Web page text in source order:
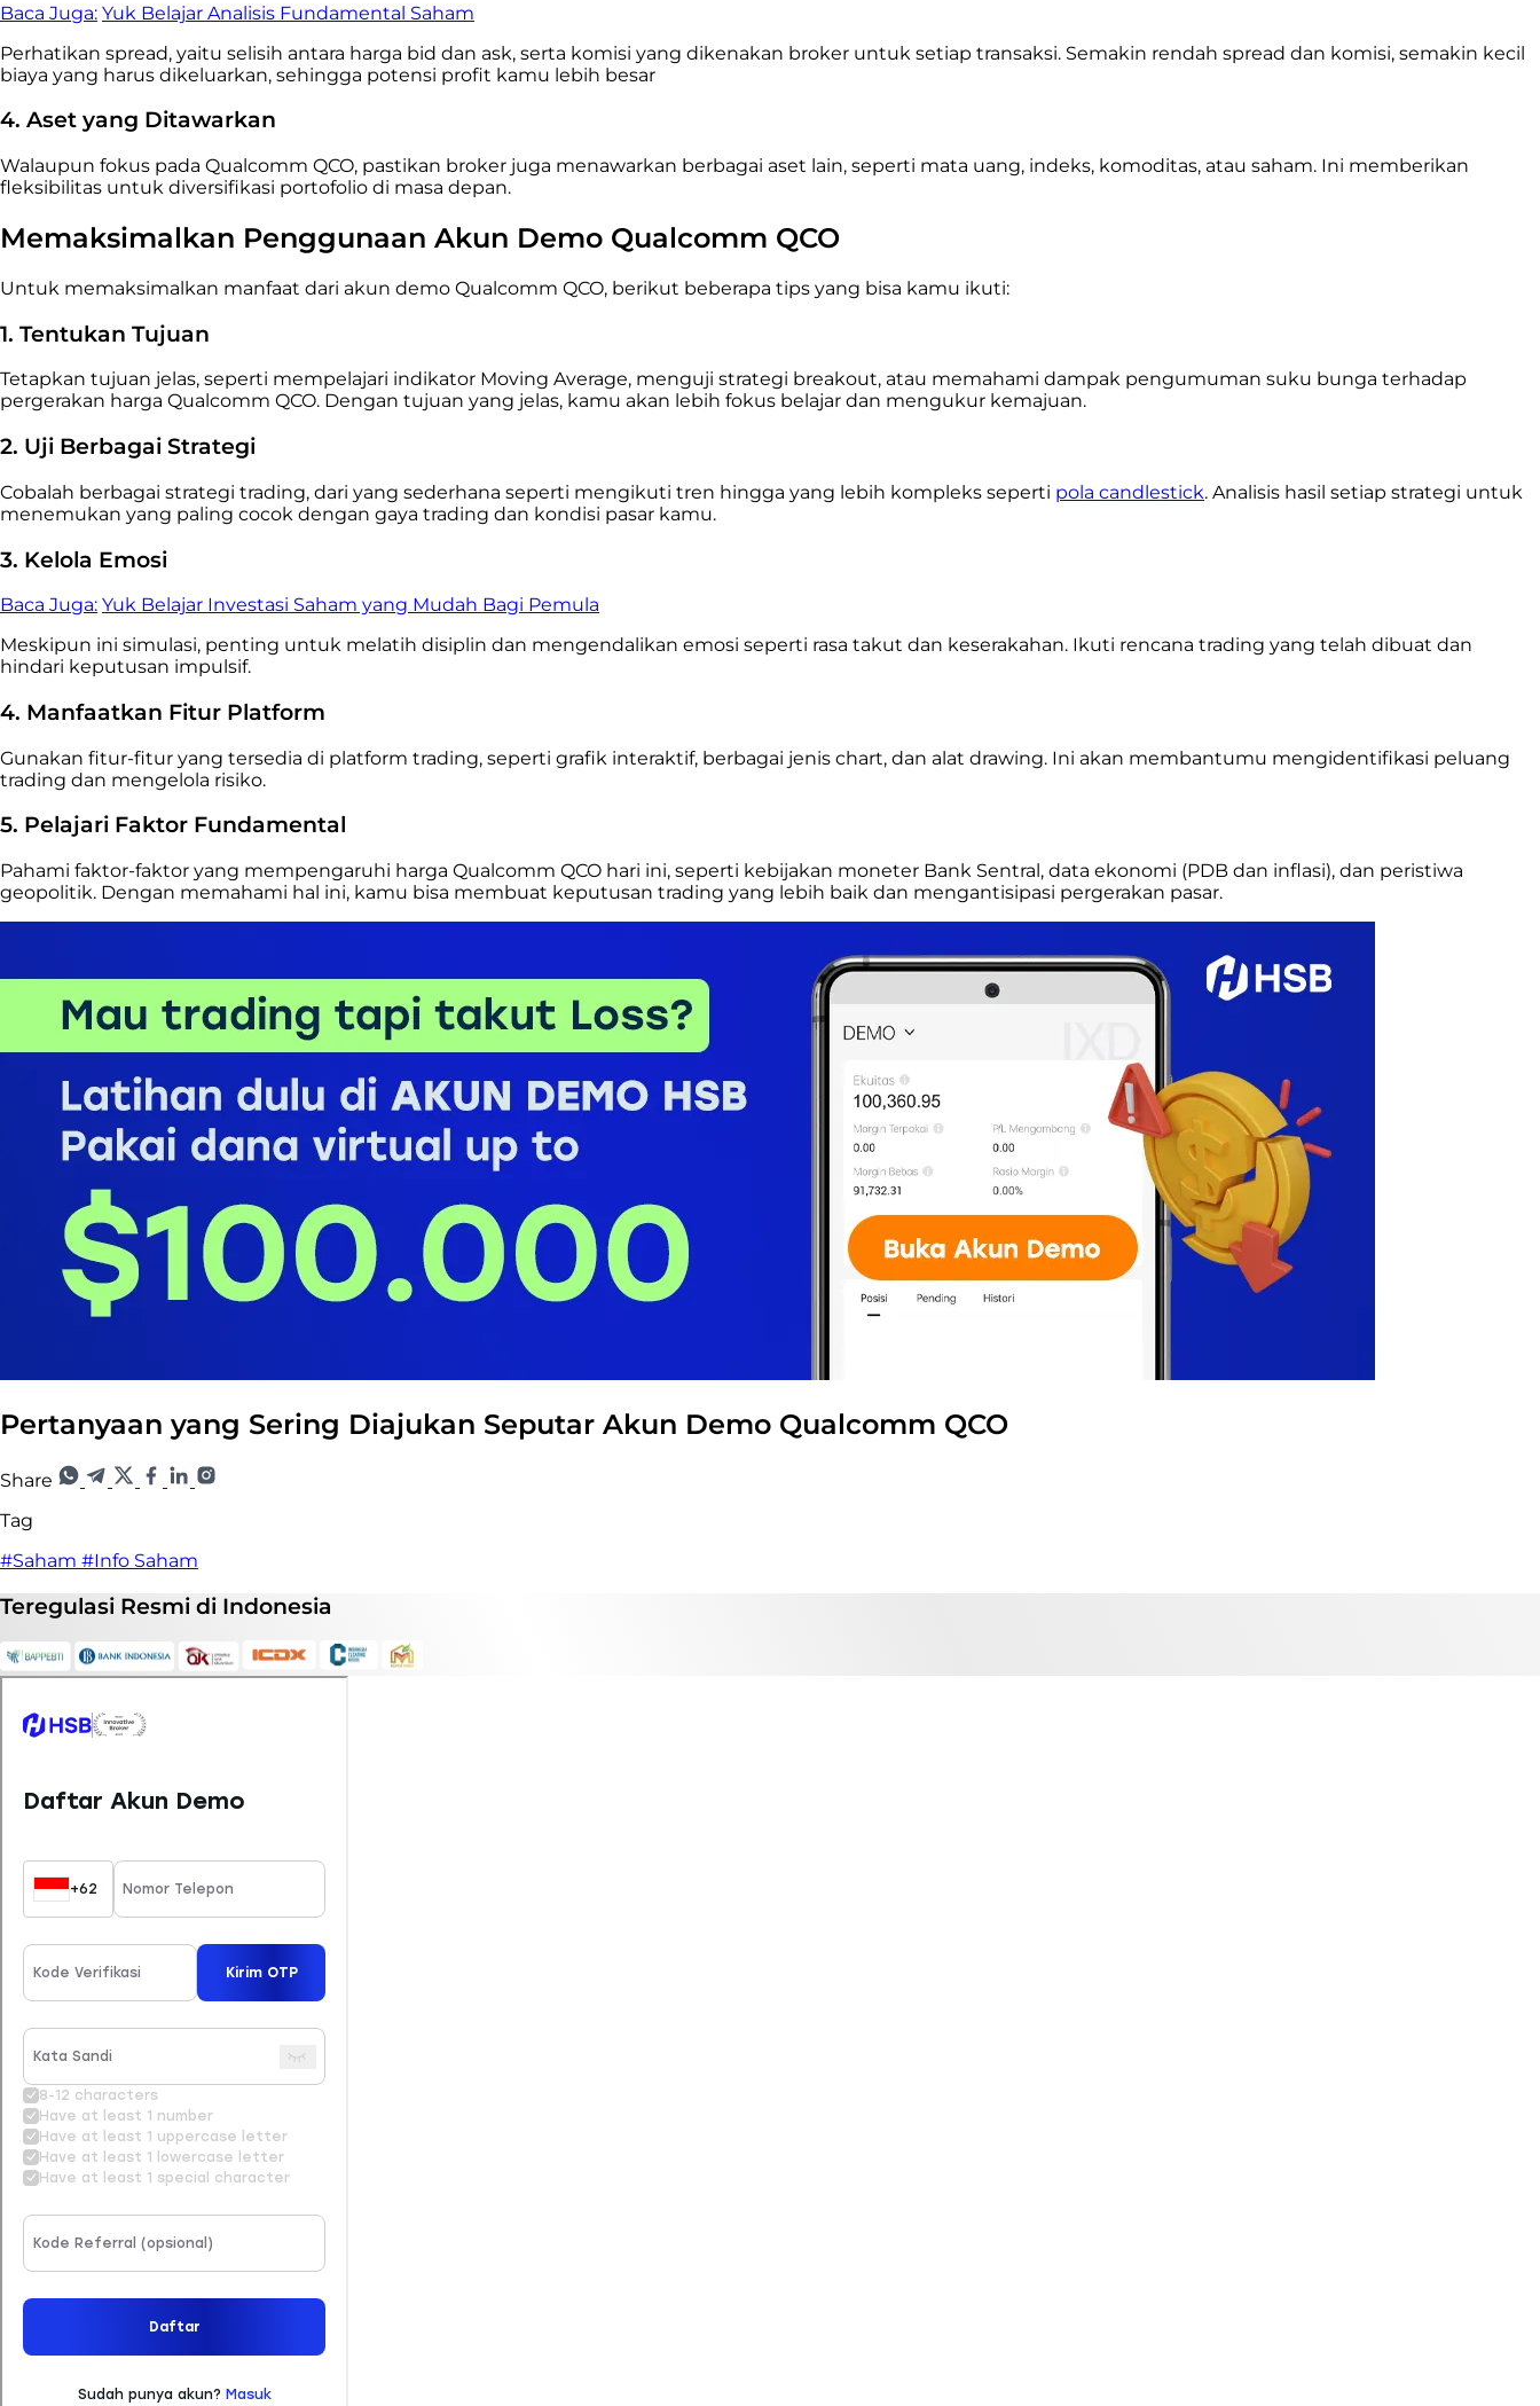
Baca Juga: Yuk Belajar Analisis Fundamental Saham
Perhatikan spread, yaitu selisih antara harga bid dan ask, serta komisi yang dikenakan broker untuk setiap transaksi. Semakin rendah spread dan komisi, semakin kecil
biaya yang harus dikeluarkan, sehingga potensi profit kamu lebih besar
4. Aset yang Ditawarkan
Walaupun fokus pada Qualcomm QCO, pastikan broker juga menawarkan berbagai aset lain, seperti mata uang, indeks, komoditas, atau saham. Ini memberikan
fleksibilitas untuk diversifikasi portofolio di masa depan.
Memaksimalkan Penggunaan Akun Demo Qualcomm QCO
Untuk memaksimalkan manfaat dari akun demo Qualcomm QCO, berikut beberapa tips yang bisa kamu ikuti:
1. Tentukan Tujuan
Tetapkan tujuan jelas, seperti mempelajari indikator Moving Average, menguji strategi breakout, atau memahami dampak pengumuman suku bunga terhadap
pergerakan harga Qualcomm QCO. Dengan tujuan yang jelas, kamu akan lebih fokus belajar dan mengukur kemajuan.
2. Uji Berbagai Strategi
Cobalah berbagai strategi trading, dari yang sederhana seperti mengikuti tren hingga yang lebih kompleks seperti pola candlestick. Analisis hasil setiap strategi untuk
menemukan yang paling cocok dengan gaya trading dan kondisi pasar kamu.
3. Kelola Emosi
Baca Juga: Yuk Belajar Investasi Saham yang Mudah Bagi Pemula
Meskipun ini simulasi, penting untuk melatih disiplin dan mengendalikan emosi seperti rasa takut dan keserakahan. Ikuti rencana trading yang telah dibuat dan
hindari keputusan impulsif.
4. Manfaatkan Fitur Platform
Gunakan fitur-fitur yang tersedia di platform trading, seperti grafik interaktif, berbagai jenis chart, dan alat drawing. Ini akan membantumu mengidentifikasi peluang
trading dan mengelola risiko.
5. Pelajari Faktor Fundamental
Pahami faktor-faktor yang mempengaruhi harga Qualcomm QCO hari ini, seperti kebijakan moneter Bank Sentral, data ekonomi (PDB dan inflasi), dan peristiwa
geopolitik. Dengan memahami hal ini, kamu bisa membuat keputusan trading yang lebih baik dan mengantisipasi pergerakan pasar.
Pertanyaan yang Sering Diajukan Seputar Akun Demo Qualcomm QCO
Share
Tag
#Saham #Info Saham
Teregulasi Resmi di Indonesia